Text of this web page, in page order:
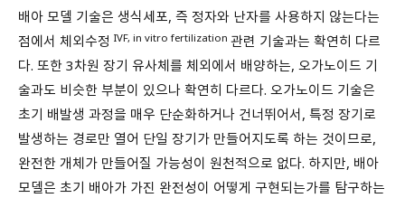
배아 모델 기술은 생식세포, 즉 정자와 난자를 사용하지 않는다는
점에서 체외수정 IVF, in vitro fertilization 관련 기술과는 확연히 다르
다. 또한 3차원 장기 유사체를 체외에서 배양하는, 오가노이드 기
술과도 비슷한 부분이 있으나 확연히 다르다. 오가노이드 기술은
초기 배발생 과정을 매우 단순화하거나 건너뛰어서, 특정 장기로
발생하는 경로만 열어 단일 장기가 만들어지도록 하는 것이므로,
완전한 개체가 만들어질 가능성이 원천적으로 없다. 하지만, 배아
모델은 초기 배아가 가진 완전성이 어떻게 구현되는가를 탐구하는